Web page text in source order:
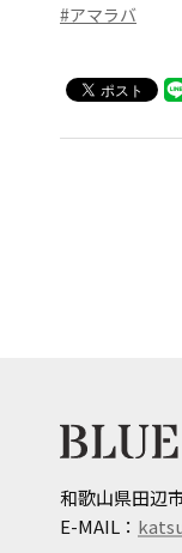
#アマラバ
和歌山県田辺
E-MAIL：